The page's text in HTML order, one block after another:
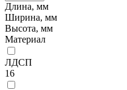
Длина, мм
Ширина, мм
Высота, мм
Материал
ЛДСП
16